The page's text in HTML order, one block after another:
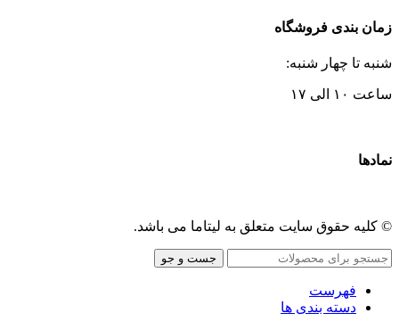
زمان بندی فروشگاه
شنبه تا چهار شنبه:
ساعت ۱۰ الی ۱۷
نمادها
© کلیه حقوق سایت متعلق به لیتاما می باشد.
جست و جو
فهرست
دسته بندی ها